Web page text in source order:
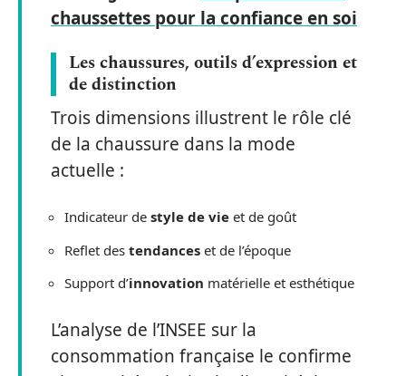
chaussettes pour la confiance en soi
Les chaussures, outils d’expression et
de distinction
Trois dimensions illustrent le rôle clé
de la chaussure dans la mode
actuelle :
Indicateur de style de vie et de goût
Reflet des tendances et de l’époque
Support d’innovation matérielle et esthétique
L’analyse de l’INSEE sur la
consommation française le confirme